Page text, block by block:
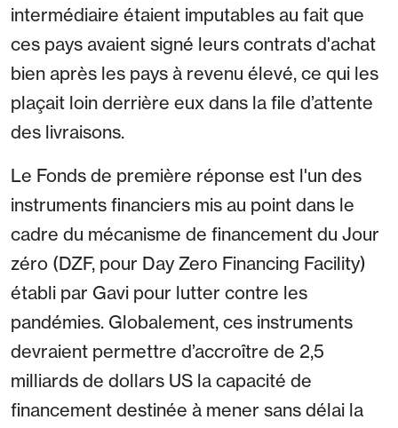
intermédiaire étaient imputables au fait que
ces pays avaient signé leurs contrats d'achat
bien après les pays à revenu élevé, ce qui les
plaçait loin derrière eux dans la file d’attente
des livraisons.
Le Fonds de première réponse est l'un des
instruments financiers mis au point dans le
cadre du mécanisme de financement du Jour
zéro (DZF, pour Day Zero Financing Facility)
établi par Gavi pour lutter contre les
pandémies. Globalement, ces instruments
devraient permettre d’accroître de 2,5
milliards de dollars US la capacité de
financement destinée à mener sans délai la